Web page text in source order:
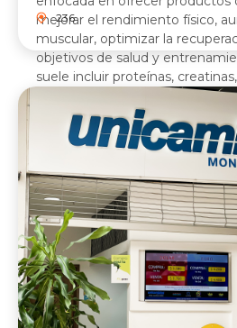
mejorar el rendimiento físico,
muscular, optimizar la
objetivos de salud y
suele incluir proteínas,
aminoácidos, vitaminas y
dirigidos principalmente a
gimnasio, fitness o deportes
236